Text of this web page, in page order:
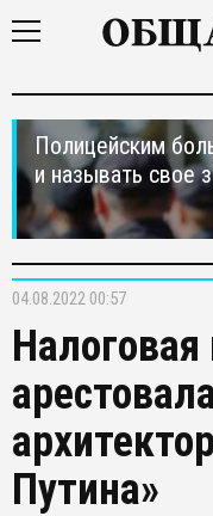
Полицейским
и называть свое
04.08.2022 00:57
Путина»